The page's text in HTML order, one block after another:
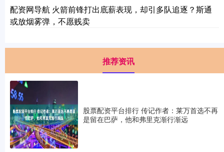
配资网导航 火箭前锋打出底薪表现，却引多队追逐？斯通
或放烟雾弹，不愿贱卖
推荐资讯
股票配资平台排行 传记作者：莱万首选不再
是留在巴萨，他和弗里克渐行渐远